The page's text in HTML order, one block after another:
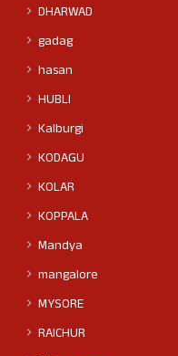
DHARWAD
gadag
hasan
HUBLI
Kalburgi
KODAGU
KOLAR
KOPPALA
Mandya
mangalore
MYSORE
RAICHUR